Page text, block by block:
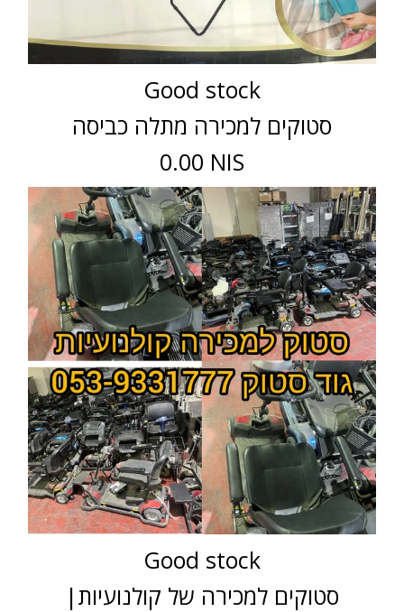
Good stock
סטוקים למכירה מתלה כביסה
0.00 NIS
Good stock
סטוקים למכירה של קולנועיות|